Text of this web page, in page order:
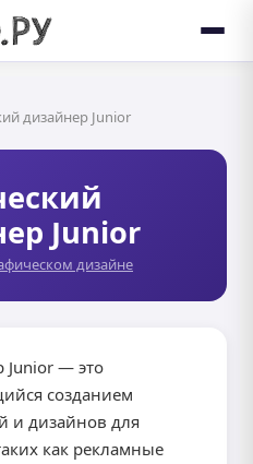
дизайнер Junior
Junior
дизайне
Junior — это
созданием
и дизайнов для
как рекламные